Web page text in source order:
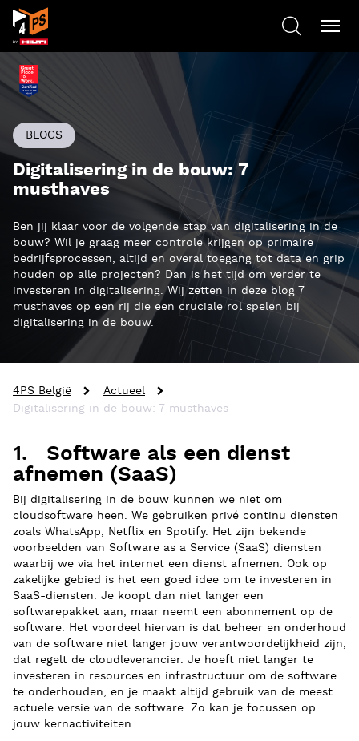
BLOGS
Digitalisering in de bouw: 7
musthaves
Ben jij klaar voor de volgende stap van digitalisering in de
bouw? Wil je graag meer controle krijgen op primaire
bedrijfsprocessen, altijd en overal toegang tot data en grip
houden op alle projecten? Dan is het tijd om verder te
investeren in digitalisering. Wij zetten in deze blog 7
musthaves op een rij die een cruciale rol spelen bij
digitalisering in de bouw.
4PS België
Actueel
Digitalisering in de bouw: 7 musthaves
1. Software als een dienst
afnemen (SaaS)
Bij digitalisering in de bouw kunnen we niet om
cloudsoftware heen. We gebruiken privé continu diensten
zoals WhatsApp, Netflix en Spotify. Het zijn bekende
voorbeelden van Software as a Service (SaaS) diensten
waarbij we via het internet een dienst afnemen. Ook op
zakelijke gebied is het een goed idee om te investeren in
SaaS-diensten. Je koopt dan niet langer een
softwarepakket aan, maar neemt een abonnement op de
software. Het voordeel hiervan is dat beheer en onderhoud
van de software niet langer jouw verantwoordelijkheid zijn,
dat regelt de cloudleverancier. Je hoeft niet langer te
investeren in resources en infrastructuur om de software
te onderhouden, en je maakt altijd gebruik van de meest
actuele versie van de software. Zo kan je focussen op
jouw kernactiviteiten.